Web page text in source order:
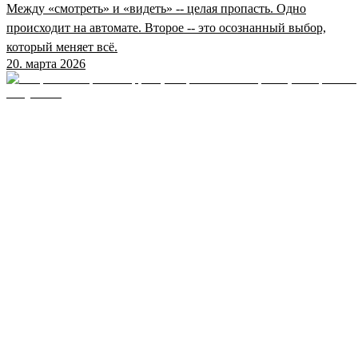
Между «смотреть» и «видеть» -- целая пропасть. Одно
происходит на автомате. Второе -- это осознанный выбор,
который меняет всё.
20. марта 2026